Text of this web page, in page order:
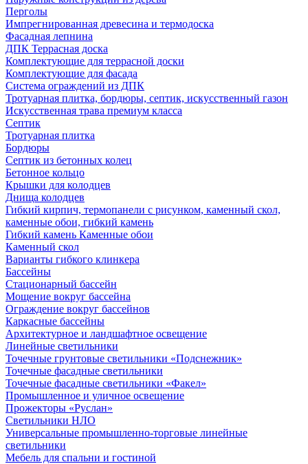
Перголы
Импрегнированная древесина и термодоска
Фасадная лепнина
ДПК Террасная доска
Комплектующие для террасной доски
Комплектующие для фасада
Система ограждений из ДПК
Тротуарная плитка, бордюры, септик, искусственный газон
Искусственная трава премиум класса
Септик
Тротуарная плитка
Бордюры
Септик из бетонных колец
Бетонное кольцо
Крышки для колодцев
Днища колодцев
Гибкий кирпич, термопанели с рисунком, каменный скол,
каменные обои, гибкий камень
Гибкий камень Каменные обои
Каменный скол
Варианты гибкого клинкера
Бассейны
Стационарный бассейн
Мощение вокруг бассейна
Ограждение вокруг бассейнов
Каркасные бассейны
Архитектурное и ландшафтное освещение
Линейные светильники
Точечные грунтовые светильники «Подснежник»
Точечные фасадные светильники
Точечные фасадные светильники «Факел»
Промышленное и уличное освещение
Прожекторы «Руслан»
Светильники НЛО
Универсальные промышленно-торговые линейные
светильники
Мебель для спальни и гостиной